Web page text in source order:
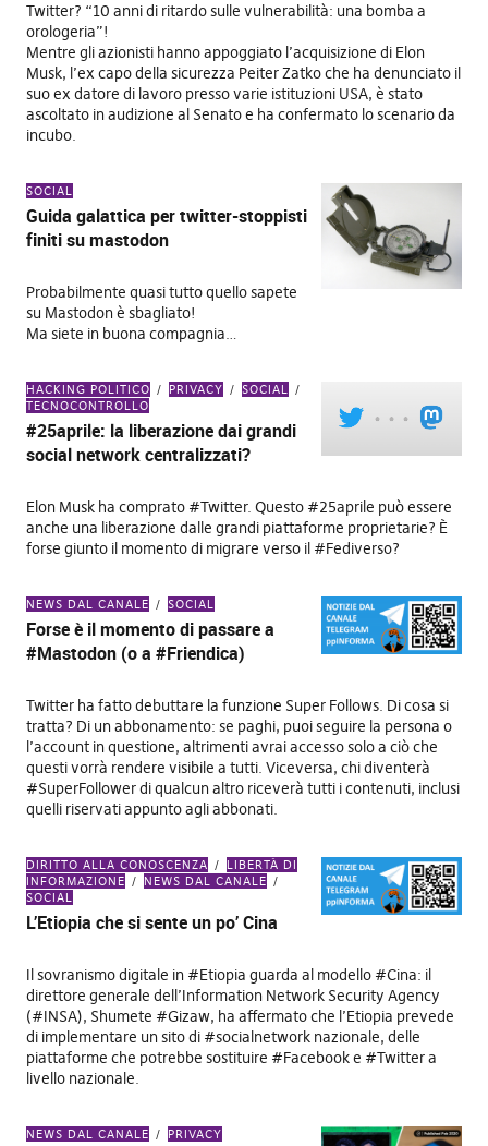
Twitter? “10 anni di ritardo sulle vulnerabilità: una bomba a
orologeria”!
Mentre gli azionisti hanno appoggiato l’acquisizione di Elon
Musk, l’ex capo della sicurezza Peiter Zatko che ha denunciato il
suo ex datore di lavoro presso varie istituzioni USA, è stato
ascoltato in audizione al Senato e ha confermato lo scenario da
incubo.
SOCIAL
Guida galattica per twitter-stoppisti
finiti su mastodon
Probabilmente quasi tutto quello sapete
su Mastodon è sbagliato!
Ma siete in buona compagnia…
HACKING POLITICO PRIVACY
SOCIAL
TECNOCONTROLLO
#25aprile: la liberazione dai grandi
social network centralizzati?
Elon Musk ha comprato #Twitter. Questo #25aprile può essere
anche una liberazione dalle grandi piattaforme proprietarie? È
forse giunto il momento di migrare verso il #Fediverso?
NEWS DAL CANALE SOCIAL
Forse è il momento di passare a
#Mastodon (o a #Friendica)
Twitter ha fatto debuttare la funzione Super Follows. Di cosa si
tratta? Di un abbonamento: se paghi, puoi seguire la persona o
l’account in questione, altrimenti avrai accesso solo a ciò che
questi vorrà rendere visibile a tutti. Viceversa, chi diventerà
#SuperFollower di qualcun altro riceverà tutti i contenuti, inclusi
quelli riservati appunto agli abbonati.
DIRITTO ALLA CONOSCENZA
LIBERTÀ DI
INFORMAZIONE
NEWS DAL CANALE
SOCIAL
L’Etiopia che si sente un po’ Cina
Il sovranismo digitale in #Etiopia guarda al modello #Cina: il
direttore generale dell’Information Network Security Agency
(#INSA), Shumete #Gizaw, ha affermato che l’Etiopia prevede
di implementare un sito di #socialnetwork nazionale, delle
piattaforme che potrebbe sostituire #Facebook e #Twitter a
livello nazionale.
NEWS DAL CANALE PRIVACY